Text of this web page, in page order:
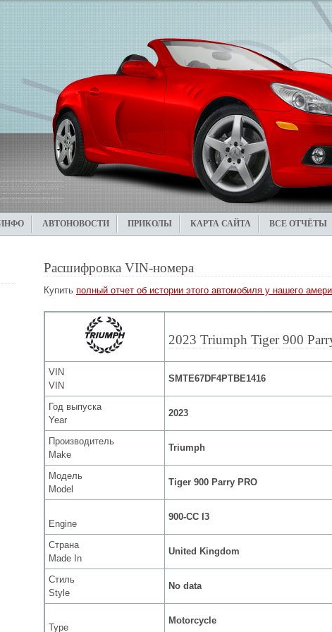
АВТОНОВОСТИ ПРИКОЛЫ КАРТА САЙТА ВСЕ ОТЧЁТЫ
Расшифровка VIN-номера
Купить полный отчет об истории этого автомобиля у нашего
2023 Triumph Tiger 900
VIN
VIN
SMTE67DF4PTBE1416
Год выпуска
Year
2023
Производитель
Make
Triumph
Модель
Model
Tiger 900 Parry PRO
Engine
900-CC I3
Страна
Made In
United Kingdom
Стиль
Style
No data
Type
Motorcycle